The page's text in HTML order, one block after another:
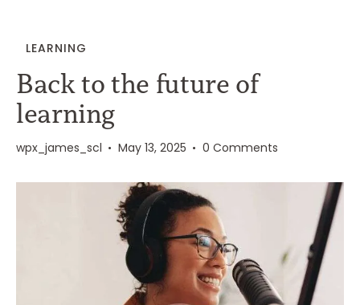
LEARNING
Back to the future of
learning
wpx_james_scl May 13, 2025 0 Comments